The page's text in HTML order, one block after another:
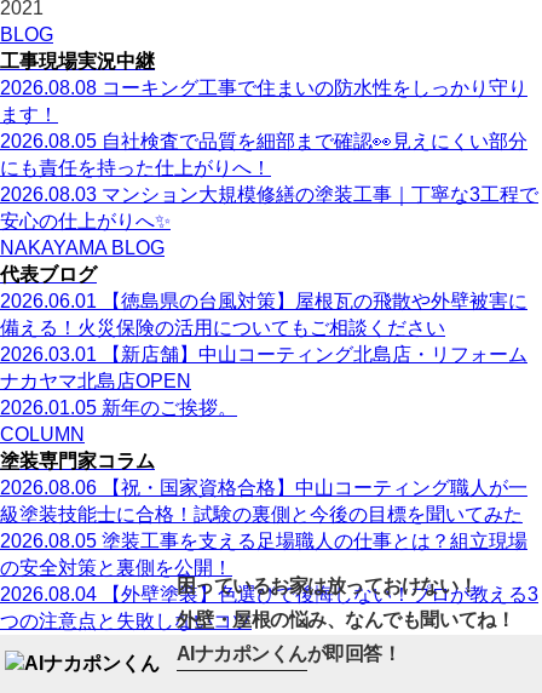
2021
BLOG
工事現場実況中継
2026.08.08 コーキング工事で住まいの防水性をしっかり守り
ます！
2026.08.05 自社検査で品質を細部まで確認👀見えにくい部分
にも責任を持った仕上がりへ！
2026.08.03 マンション大規模修繕の塗装工事｜丁寧な3工程で
安心の仕上がりへ✨
NAKAYAMA BLOG
代表ブログ
2026.06.01
【徳島県の台風対策】屋根瓦の飛散や外壁被害に
備える！火災保険の活用についてもご相談ください
2026.03.01
【新店舗】中山コーティング北島店・リフォーム
ナカヤマ北島店OPEN
2026.01.05 新年のご挨拶。
COLUMN
塗装専門家コラム
2026.08.06
【祝・国家資格合格】中山コーティング職人が一
級塗装技能士に合格！試験の裏側と今後の目標を聞いてみた
2026.08.05 塗装工事を支える足場職人の仕事とは？組立現場
の安全対策と裏側を公開！
2026.08.04
【外壁塗装】色選びで後悔しない！プロが教える3
つの注意点と失敗しないコツ
困っているお家は放っておけない！
外壁・屋根の悩み、なんでも聞いてね！
AIナカポンくんが即回答！